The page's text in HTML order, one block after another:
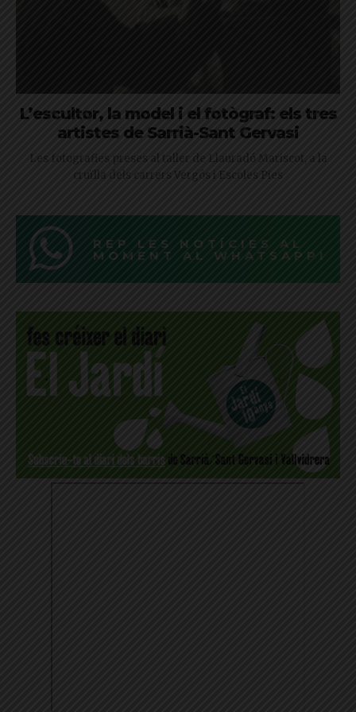
L’escultor, la model i el fotògraf: els tres
artistes de Sarrià-Sant Gervasi
Les fotografies preses al taller de Llauradó Mariscot, a la
cruïlla dels carrers Vergós i Escoles Pies
REP LES NOTÍCIES AL
MOMENT AL WHATSAPP!